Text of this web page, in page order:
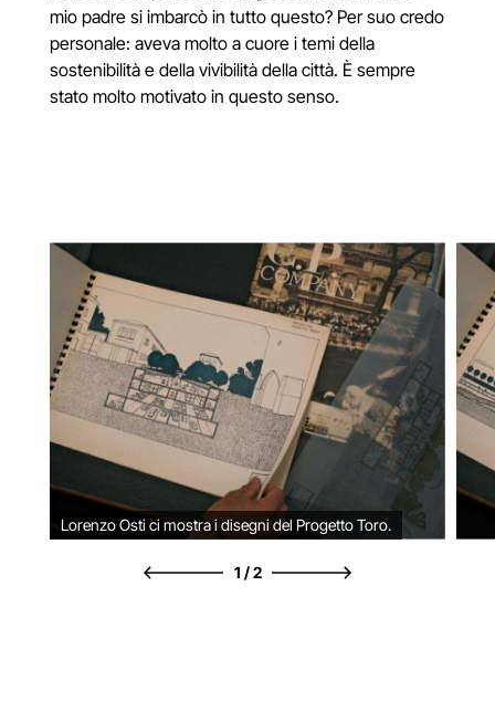
mio padre si imbarcò in tutto questo? Per suo credo
personale: aveva molto a cuore i temi della
sostenibilità e della vivibilità della città. È sempre
stato molto motivato in questo senso.
Lorenzo Osti ci mostra i disegni del Progetto Toro.
1 /2